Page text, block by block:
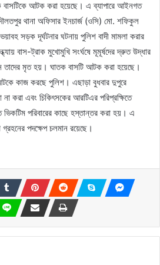
আটক করা হয়েছে। এ ব্যাপারে আইনগত
থানা অফিসার ইনচার্জ (ওসি) মো. শফিকুল
সড়ক দূর্ঘটনার ঘটনায় পুলিশ বাদী মামলা করার
বাস-ট্রাক মুখোমুখি সংর্ঘষে মূমূর্ষদের দ্রুত উদ্ধার
তাদের মৃত হয়। ঘাতক বাসটি আটক করা হয়েছে।
কাজ করছে পুলিশ। এছাড়া বুধবার দুপুরে
না করা এবং চিকিৎসকের আরটিএর পরিপ্রক্ষিতে
ভিকটিম পরিবারের কাছে হস্তান্তর করা হয়। এ
পদক্ষেপ চলমান রয়েছে।